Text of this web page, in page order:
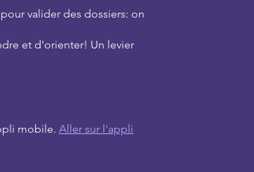
valider des dossiers: on
et d'orienter! Un levier
mobile. Aller sur l'appli